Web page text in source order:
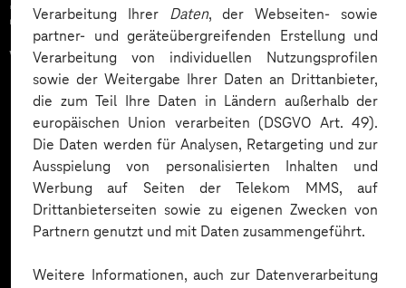
Verarbeitung Ihrer Daten, der Webseiten- sowie
partner- und geräteübergreifenden Erstellung und
Verarbeitung von individuellen Nutzungsprofilen
sowie der Weitergabe Ihrer Daten an Drittanbieter,
die zum Teil Ihre Daten in Ländern außerhalb der
europäischen Union verarbeiten (DSGVO Art. 49).
Die Daten werden für Analysen, Retargeting und zur
Ausspielung von personalisierten Inhalten und
Werbung auf Seiten der Telekom MMS, auf
Drittanbieterseiten sowie zu eigenen Zwecken von
Partnern genutzt und mit Daten zusammengeführt.
Weitere Informationen, auch zur Datenverarbeitung
Zahlreiche Unternehmen
vertrauen auf unsere
Expertise. Hier eine Auswahl: